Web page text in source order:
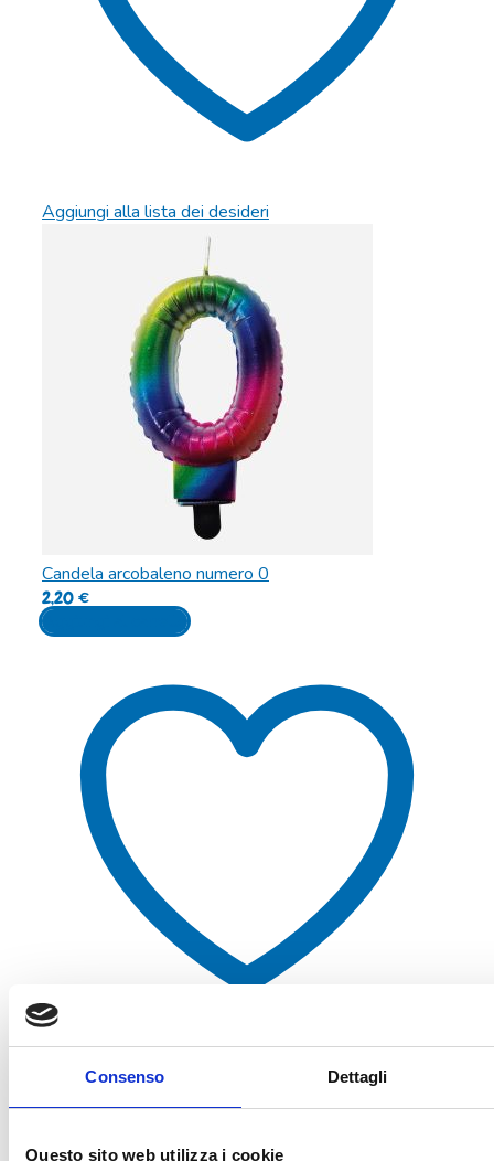
Consenso Dettagli
Questo sito web utilizza i cookie
Aggiungi alla lista dei desideri
Candela arcobaleno numero 0
2,20€
Aggiungi al carrello